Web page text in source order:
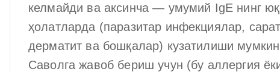
келмайди ва аксинча — умумий IgE нинг
ҳолатларда (паразитар инфекциялар,
дерматит ва бошқалар) кузатилиши
Саволга жавоб бериш учун (бу аллергия